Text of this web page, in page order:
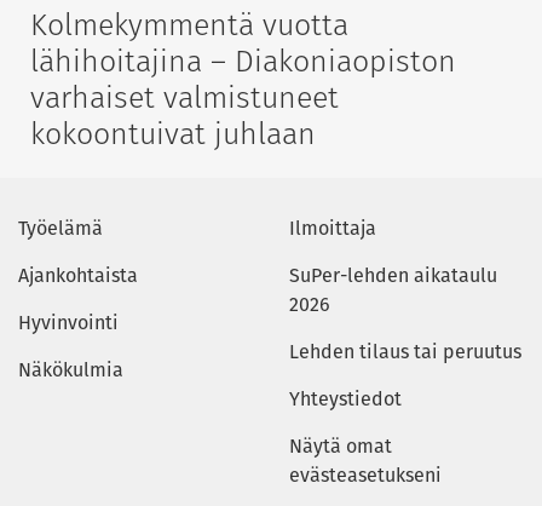
Kolmekymmentä vuotta
lähihoitajina – Diakoniaopiston
varhaiset valmistuneet
kokoontuivat juhlaan
Työelämä
Ajankohtaista
Hyvinvointi
Näkökulmia
Ilmoittaja
SuPer-lehden aikataulu
2026
Lehden tilaus tai peruutus
Yhteystiedot
Näytä omat
evästeasetukseni